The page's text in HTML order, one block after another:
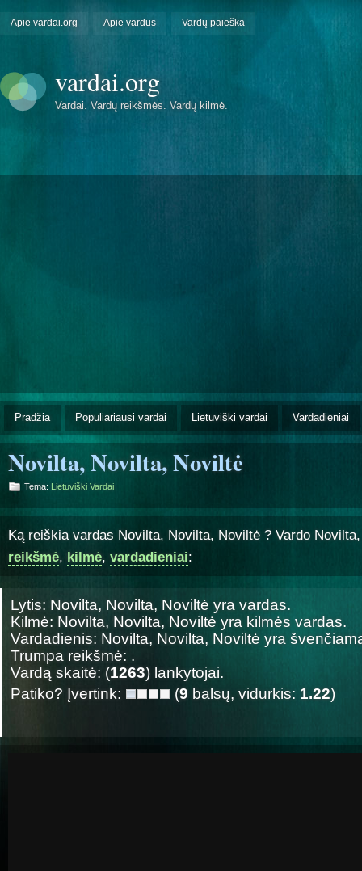
Apie vardai.org Apie vardus Vardų paieška
vardai.org
Vardai. Vardų reikšmės. Vardų kilmė.
Pradžia Populiariausi vardai Lietuviški vardai Vardadieniai
Novilta, Novilta, Noviltė
Tema: Lietuviški Vardai
Ką reiškia vardas Novilta, Novilta, Noviltė ? Vardo
reikšmė, kilmė, vardadieniai:
Lytis: Novilta, Novilta, Noviltė yra vardas.
Kilmė: Novilta, Novilta, Noviltė yra kilmės vardas.
Vardadienis: Novilta, Novilta, Noviltė yra
Trumpa reikšmė: .
Vardą skaitė: (1263) lankytojai.
Patiko? Įvertink:
(9 balsų, vidurkis: 1.22)